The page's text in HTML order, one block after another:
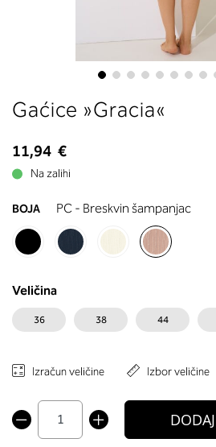
to
beginning
the
images
gallery
Gaćice »Gracia«
11,94 €
Na zalihi
BOJA PC - Breskvin šampanjac
Veličina
36 38 44
Izračun veličine Izbor veličine
boste
ustreza